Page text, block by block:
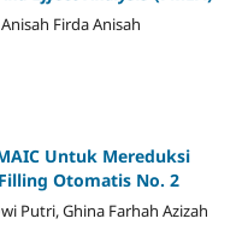
Firda Anisah
Untuk Mereduksi
Otomatis No. 2
Putri, Ghina Farhah Azizah